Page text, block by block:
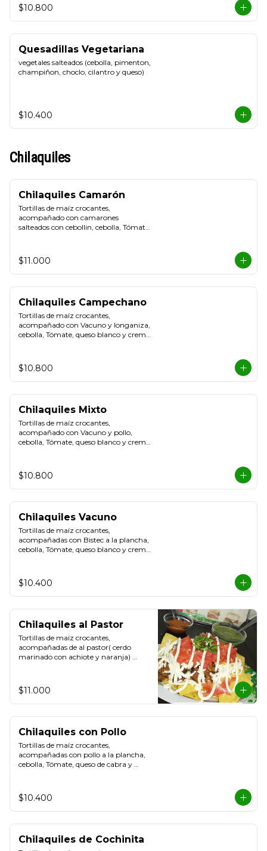
$10.800
Quesadillas Vegetariana
vegetales salteados (cebolla, pimenton,
champiñon, choclo, cilantro y queso)
$10.400
Chilaquiles
Chilaquiles Camarón
Tortillas de maíz crocantes,
acompañado con camarones
salteados con cebollin, cebolla, Tómate,
$11.000
Chilaquiles Campechano
Tortillas de maíz crocantes,
acompañado con Vacuno y longaniza,
cebolla, Tómate, queso blanco y crema
$10.800
Chilaquiles Mixto
Tortillas de maíz crocantes,
acompañado con Vacuno y pollo,
cebolla, Tómate, queso blanco y crema
$10.800
Chilaquiles Vacuno
Tortillas de maíz crocantes,
acompañadas con Bistec a la plancha,
cebolla, Tómate, queso blanco y crema
$10.400
Chilaquiles al Pastor
Tortillas de maíz crocantes,
acompañadas de al pastor( cerdo
marinado con achiote y naranja)
$11.000
Chilaquiles con Pollo
Tortillas de maíz crocantes,
acompañadas con pollo a la plancha,
cebolla, Tómate, queso de cabra y
$10.400
Chilaquiles de Cochinita